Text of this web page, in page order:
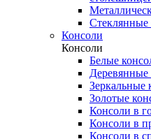
Стеклянные
Консоли
Консоли
Белые
Деревянные
Зеркальные
Золотые
Консоли в
Консоли в
Консоли в